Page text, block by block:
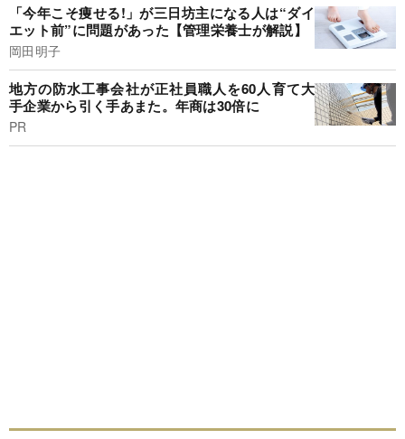
「今年こそ痩せる!」が三日坊主になる人は“ダイ
エット前”に問題があった【管理栄養士が解説】
岡田明子
地方の防水工事会社が正社員職人を60人育て大
手企業から引く手あまた。年商は30倍に
PR